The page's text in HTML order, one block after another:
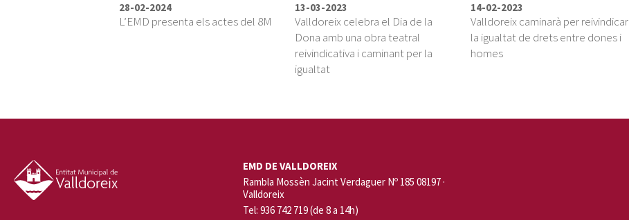
28-02-2024
L’EMD presenta els actes del 8M
13-03-2023
Valldoreix celebra el Dia de la
Dona amb una obra teatral
reivindicativa i caminant per la
igualtat
14-02-2023
Valldoreix caminarà per reivindicar
la igualtat de drets entre dones i
homes
EMD DE VALLDOREIX
Rambla Mossèn Jacint Verdaguer Nº 185 08197 ·
Valldoreix
Tel: 936 742 719 (de 8 a 14h)